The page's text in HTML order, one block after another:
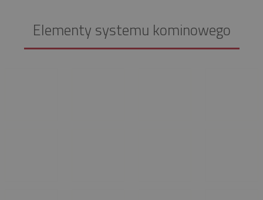
Elementy systemu kominowego